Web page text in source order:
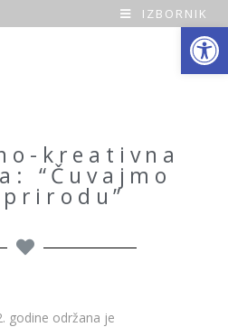
Open toolbar
IZBORNIK
kreativna
“Čuvajmo
godine održana je